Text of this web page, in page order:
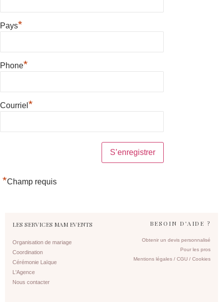
Pays*
Phone*
Courriel *
*Champ requis
LES SERVICES MAM EVENTS
Organisation de mariage
Coordination
Cérémonie Laïque
L'Agence
Nous contacter
BESOIN D'AIDE ?
Obtenir un devis personnalisé
Pour les pros
Mentions légales / CGU / Cookies